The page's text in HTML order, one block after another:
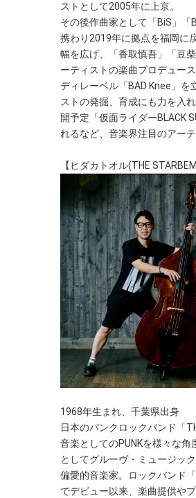
ストとして2005年に上京。
その後作曲家として「BiS」「
携わり2019年に拠点を福岡に
幅を広げ、「香取慎吾」「豆
ーティストの楽曲プロデュー
ディレーベル「BAD Knee」を
ストの発掘、育成にも力を入
開予定「仮面ライダーBLACK
れるなど、音楽界注目のアーテ
【ヒダカトオル(THE
1968年生まれ、千葉県出身
日本のパンクロックバンド「
音楽としてのPUNKを様々な角
としてグルーヴ・ミュージッ
偏愛的音楽家。ロックバンド「
でデビュー以来、楽曲提供や